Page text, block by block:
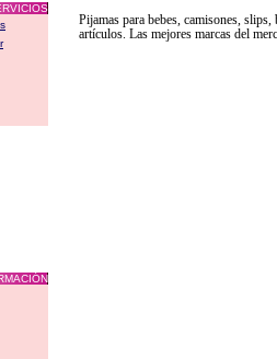
Pijamas para bebes, camisones,
artículos. Las mejores marcas del